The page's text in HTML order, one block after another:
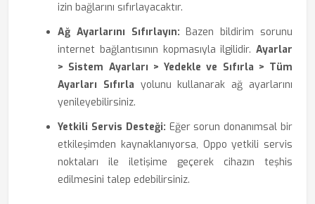
izin bağlarını sıfırlayacaktır.
Ağ Ayarlarını Sıfırlayın: Bazen bildirim sorunu
internet bağlantısının kopmasıyla ilgilidir. Ayarlar
> Sistem Ayarları > Yedekle ve Sıfırla > Tüm
Ayarları Sıfırla yolunu kullanarak ağ ayarlarını
yenileyebilirsiniz.
Yetkili Servis Desteği: Eğer sorun donanımsal bir
etkileşimden kaynaklanıyorsa, Oppo yetkili servis
noktaları ile iletişime geçerek cihazın teşhis
edilmesini talep edebilirsiniz.